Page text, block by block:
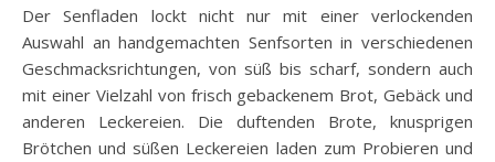
Der Senfladen lockt nicht nur mit einer verlockenden
Auswahl an handgemachten Senfsorten in verschiedenen
Geschmacksrichtungen, von süß bis scharf, sondern auch
mit einer Vielzahl von frisch gebackenem Brot, Gebäck und
anderen Leckereien. Die duftenden Brote, knusprigen
Brötchen und süßen Leckereien laden zum Probieren und